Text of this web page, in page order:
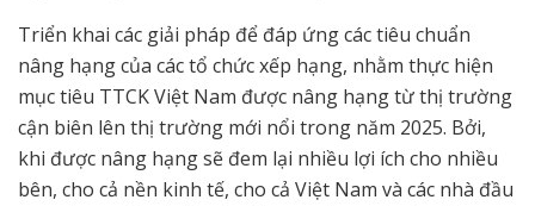
Triển khai các giải pháp để đáp ứng các tiêu chuẩn
nâng hạng của các tổ chức xếp hạng, nhằm thực hiện
mục tiêu TTCK Việt Nam được nâng hạng từ thị trường
cận biên lên thị trường mới nổi trong năm 2025. Bởi,
khi được nâng hạng sẽ đem lại nhiều lợi ích cho nhiều
bên, cho cả nền kinh tế, cho cả Việt Nam và các nhà đầu